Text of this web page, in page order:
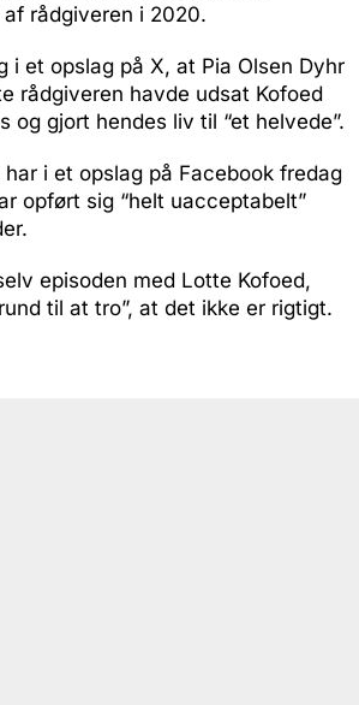
rådgiveren i 2020.
i et opslag på X, at Pia Olsen Dyhr
rådgiveren havde udsat Kofoed
og gjort hendes liv til “et helvede”.
i et opslag på Facebook fredag
opført sig “helt uacceptabelt”
episoden med Lotte Kofoed,
til at tro”, at det ikke er rigtigt.